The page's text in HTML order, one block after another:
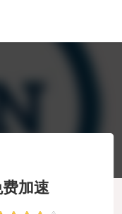
费加速